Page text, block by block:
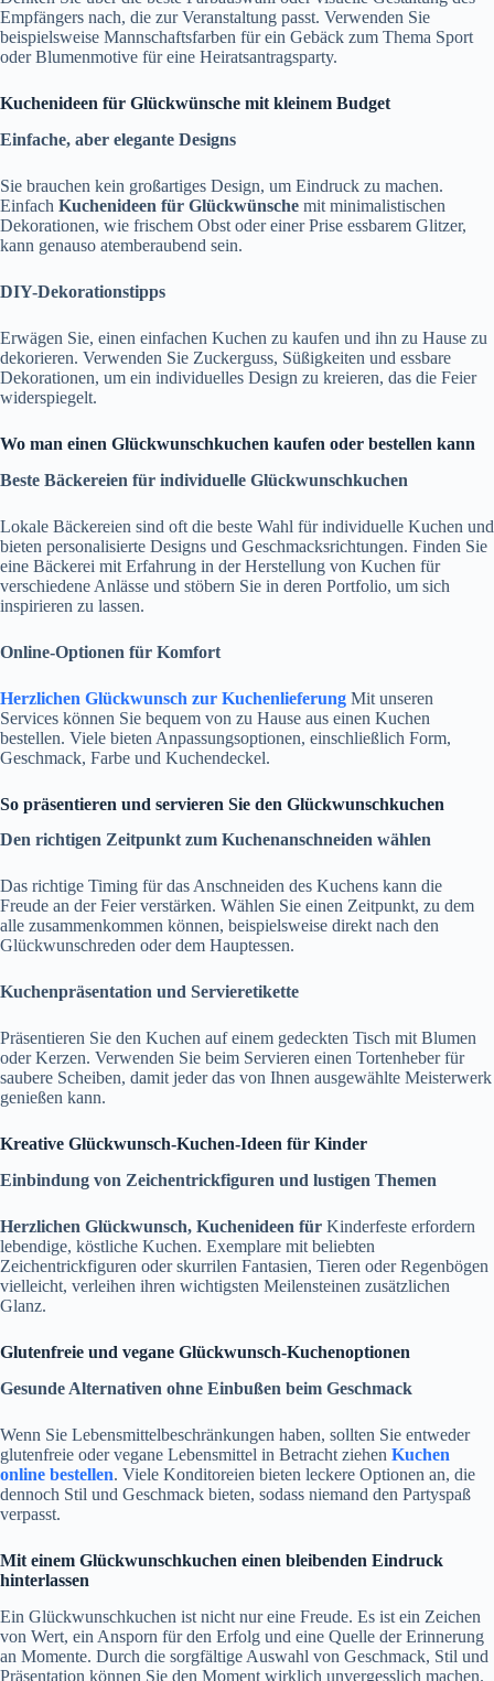
Empfängers nach, die zur Veranstaltung passt. Verwenden Sie
beispielsweise Mannschaftsfarben für ein Gebäck zum Thema Sport
oder Blumenmotive für eine Heiratsantragsparty.
Kuchenideen für Glückwünsche mit kleinem Budget
Einfache, aber elegante Designs
Sie brauchen kein großartiges Design, um Eindruck zu machen.
Einfach Kuchenideen für Glückwünsche mit minimalistischen
Dekorationen, wie frischem Obst oder einer Prise essbarem Glitzer,
kann genauso atemberaubend sein.
DIY-Dekorationstipps
Erwägen Sie, einen einfachen Kuchen zu kaufen und ihn zu Hause zu
dekorieren. Verwenden Sie Zuckerguss, Süßigkeiten und essbare
Dekorationen, um ein individuelles Design zu kreieren, das die Feier
widerspiegelt.
Wo man einen Glückwunschkuchen kaufen oder bestellen kann
Beste Bäckereien für individuelle Glückwunschkuchen
Lokale Bäckereien sind oft die beste Wahl für individuelle Kuchen und
bieten personalisierte Designs und Geschmacksrichtungen. Finden Sie
eine Bäckerei mit Erfahrung in der Herstellung von Kuchen für
verschiedene Anlässe und stöbern Sie in deren Portfolio, um sich
inspirieren zu lassen.
Online-Optionen für Komfort
Herzlichen Glückwunsch zur Kuchenlieferung Mit unseren
Services können Sie bequem von zu Hause aus einen Kuchen
bestellen. Viele bieten Anpassungsoptionen, einschließlich Form,
Geschmack, Farbe und Kuchendeckel.
So präsentieren und servieren Sie den Glückwunschkuchen
Den richtigen Zeitpunkt zum Kuchenanschneiden wählen
Das richtige Timing für das Anschneiden des Kuchens kann die
Freude an der Feier verstärken. Wählen Sie einen Zeitpunkt, zu dem
alle zusammenkommen können, beispielsweise direkt nach den
Glückwunschreden oder dem Hauptessen.
Kuchenpräsentation und Servieretikette
Präsentieren Sie den Kuchen auf einem gedeckten Tisch mit Blumen
oder Kerzen. Verwenden Sie beim Servieren einen Tortenheber für
saubere Scheiben, damit jeder das von Ihnen ausgewählte Meisterwerk
genießen kann.
Kreative Glückwunsch-Kuchen-Ideen für Kinder
Einbindung von Zeichentrickfiguren und lustigen Themen
Herzlichen Glückwunsch, Kuchenideen für Kinderfeste erfordern
lebendige, köstliche Kuchen. Exemplare mit beliebten
Zeichentrickfiguren oder skurrilen Fantasien, Tieren oder Regenbögen
vielleicht, verleihen ihren wichtigsten Meilensteinen zusätzlichen
Glanz.
Glutenfreie und vegane Glückwunsch-Kuchenoptionen
Gesunde Alternativen ohne Einbußen beim Geschmack
Wenn Sie Lebensmittelbeschränkungen haben, sollten Sie entweder
glutenfreie oder vegane Lebensmittel in Betracht ziehen Kuchen
online bestellen. Viele Konditoreien bieten leckere Optionen an, die
dennoch Stil und Geschmack bieten, sodass niemand den Partyspaß
verpasst.
Mit einem Glückwunschkuchen einen bleibenden Eindruck
hinterlassen
Ein Glückwunschkuchen ist nicht nur eine Freude. Es ist ein Zeichen
von Wert, ein Ansporn für den Erfolg und eine Quelle der Erinnerung
an Momente. Durch die sorgfältige Auswahl von Geschmack, Stil und
Präsentation können Sie den Moment wirklich unvergesslich machen.